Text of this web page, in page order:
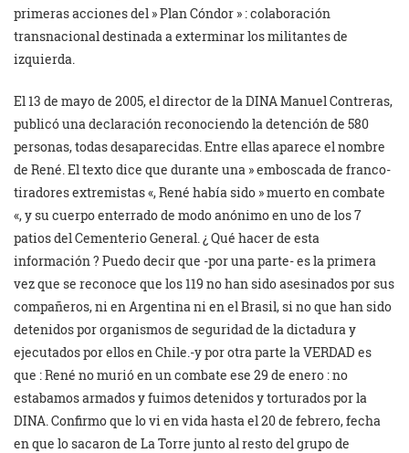
primeras acciones del » Plan Cóndor » : colaboración
transnacional destinada a exterminar los militantes de
izquierda.
El 13 de mayo de 2005, el director de la DINA Manuel Contreras,
publicó una declaración reconociendo la detención de 580
personas, todas desaparecidas. Entre ellas aparece el nombre
de René. El texto dice que durante una » emboscada de franco-
tiradores extremistas «, René había sido » muerto en combate
«, y su cuerpo enterrado de modo anónimo en uno de los 7
patios del Cementerio General. ¿ Qué hacer de esta
información ? Puedo decir que -por una parte- es la primera
vez que se reconoce que los 119 no han sido asesinados por sus
compañeros, ni en Argentina ni en el Brasil, si no que han sido
detenidos por organismos de seguridad de la dictadura y
ejecutados por ellos en Chile.-y por otra parte la VERDAD es
que : René no murió en un combate ese 29 de enero : no
estabamos armados y fuimos detenidos y torturados por la
DINA. Confirmo que lo vi en vida hasta el 20 de febrero, fecha
en que lo sacaron de La Torre junto al resto del grupo de